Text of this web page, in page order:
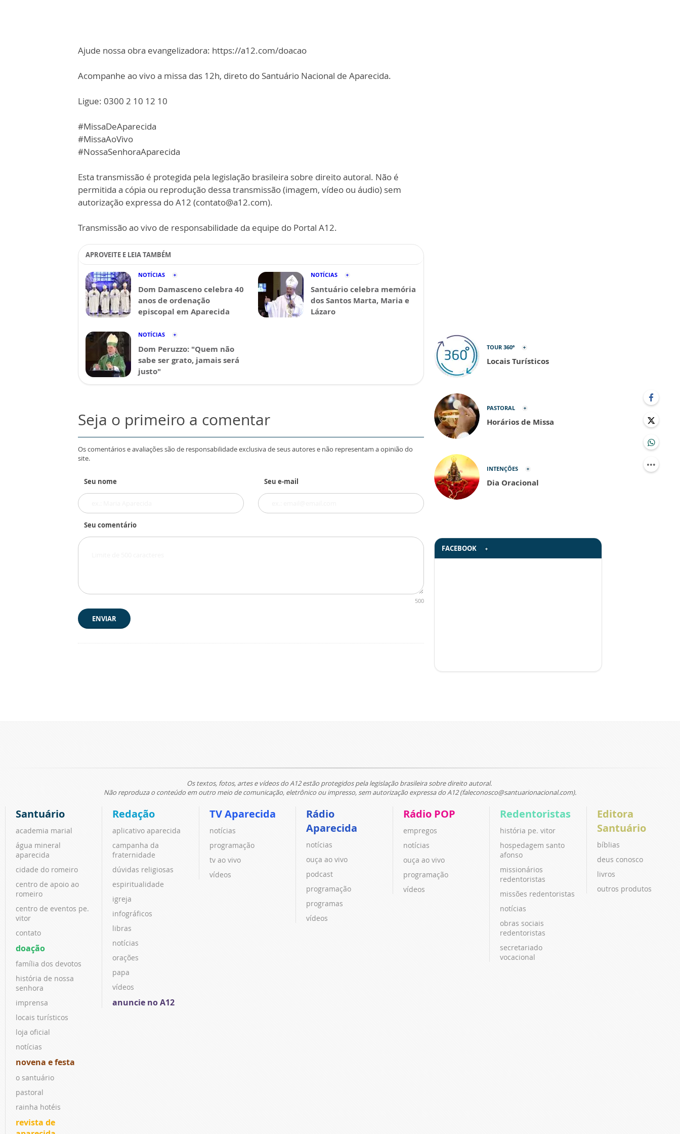
Ajude nossa obra evangelizadora: https://a12.com/doacao
Acompanhe ao vivo a missa das 12h, direto do Santuário Nacional de Aparecida.
Ligue: 0300 2 10 12 10
#MissaDeAparecida
#MissaAoVivo
#NossaSenhoraAparecida
Esta transmissão é protegida pela legislação brasileira sobre direito autoral. Não é
permitida a cópia ou reprodução dessa transmissão (imagem, vídeo ou áudio) sem
autorização expressa do A12 (contato@a12.com).
Transmissão ao vivo de responsabilidade da equipe do Portal A12.
APROVEITE E LEIA TAMBÉM
NOTÍCIAS
Dom Damasceno celebra 40
anos de ordenação
episcopal em Aparecida
NOTÍCIAS
Santuário celebra memória
dos Santos Marta, Maria e
Lázaro
NOTÍCIAS
Dom Peruzzo: "Quem não
sabe ser grato, jamais será
justo"
Seja o primeiro a comentar
Os comentários e avaliações são de responsabilidade exclusiva de seus autores e não representam a opinião do
site.
Seu nome Seu e-mail
Seu comentário
500
ENVIAR
TOUR 360º
Locais Turísticos
PASTORAL
Horários de Missa
INTENÇÕES
Dia Oracional
FACEBOOK
Os textos, fotos, artes e vídeos do A12 estão protegidos pela legislação brasileira sobre direito autoral.
Não reproduza o conteúdo em outro meio de comunicação, eletrônico ou impresso, sem autorização expressa do A12 (faleconosco@santuarionacional.com).
Santuário
academia marial
água mineral
aparecida
cidade do romeiro
centro de apoio ao
romeiro
centro de eventos pe.
vitor
contato
doação
família dos devotos
história de nossa
senhora
imprensa
locais turísticos
loja oficial
notícias
novena e festa
o santuário
pastoral
rainha hotéis
revista de
Redação
aplicativo aparecida
campanha da
fraternidade
dúvidas religiosas
espiritualidade
igreja
infográficos
libras
notícias
orações
papa
vídeos
anuncie no A12
TV Aparecida
notícias
programação
tv ao vivo
vídeos
Rádio
Aparecida
notícias
ouça ao vivo
podcast
programação
programas
vídeos
Rádio POP
empregos
notícias
ouça ao vivo
programação
vídeos
Redentoristas
história pe. vitor
hospedagem santo
afonso
missionários
redentoristas
missões redentoristas
notícias
obras sociais
redentoristas
secretariado
vocacional
Editora
Santuário
bíblias
deus conosco
livros
outros produtos